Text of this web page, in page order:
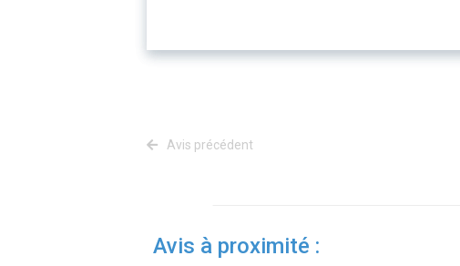
Avis précédent
Avis à proximité :